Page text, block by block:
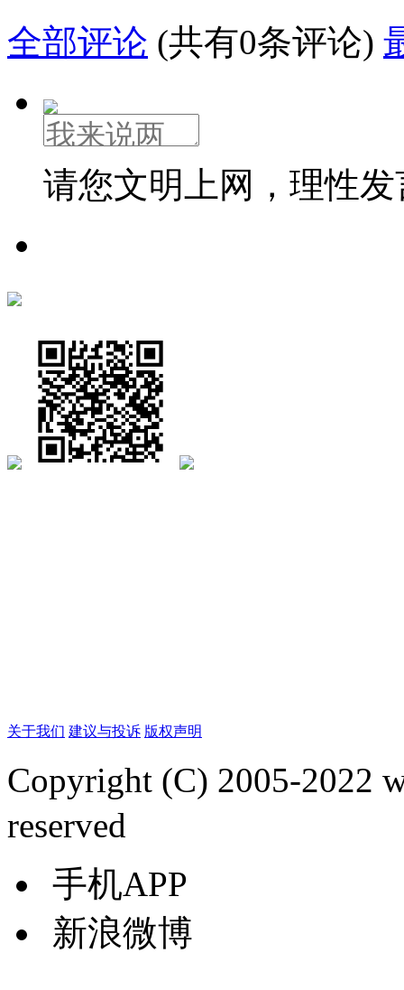
全部评论 (共有0条评论)
请您文明上网，理性
关于我们 建议与投诉 版权声明
Copyright (C) 2005-2022
reserved
手机APP
新浪微博